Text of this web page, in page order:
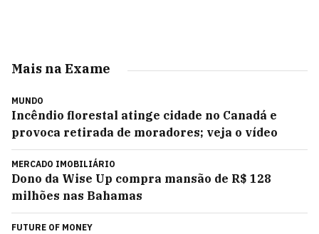
Mais na Exame
MUNDO
Incêndio florestal atinge cidade no Canadá e
provoca retirada de moradores; veja o vídeo
MERCADO IMOBILIÁRIO
Dono da Wise Up compra mansão de R$ 128
milhões nas Bahamas
FUTURE OF MONEY